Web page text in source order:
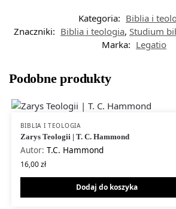
Kategoria: Biblia i
Znaczniki: Biblia i teologia, Studium
Marka: Legatio
Podobne produkty
BIBLIA I TEOLOGIA
Zarys Teologii | T. C. Hammond
Autor: T.C. Hammond
16,00zł
Dodaj do koszyka